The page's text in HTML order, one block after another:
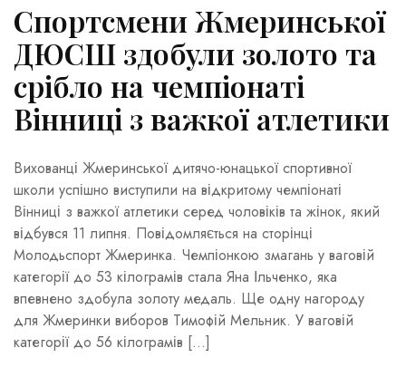
Спортсмени Жмеринської
ДЮСШ здобули золото та
срібло на чемпіонаті
Вінниці з важкої атлетики
Вихованці Жмеринської дитячо-юнацької спортивної
школи успішно виступили на відкритому чемпіонаті
Вінниці з важкої атлетики серед чоловіків та жінок, який
відбувся 11 липня. Повідомляється на сторінці
Молодьспорт Жмеринка. Чемпіонкою змагань у ваговій
категорії до 53 кілограмів стала Яна Ільченко, яка
впевнено здобула золоту медаль. Ще одну нагороду
для Жмеринки виборов Тимофій Мельник. У ваговій
категорії до 56 кілограмів […]